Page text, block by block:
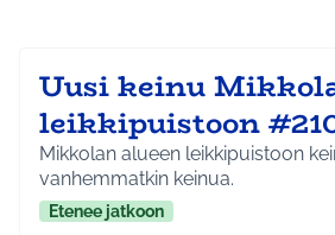
Uusi keinu
leikkipuistoon
Mikkolan alueen leikkipuistoon
vanhemmatkin keinua.
Etenee jatkoon